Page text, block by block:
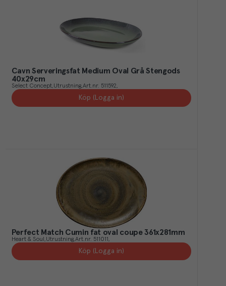
Cavn Serveringsfat Medium Oval Grå Stengods
40x29cm
Select Concept Utrustning Art.nr. 511592
Köp (Logga in)
Perfect Match Cumin fat oval coupe 361x281mm
Heart & Soul Utrustning Art.nr. 511011
Köp (Logga in)